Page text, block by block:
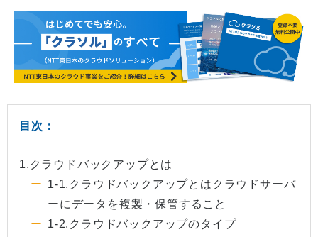
目次：
1.クラウドバックアップとは
1-1.クラウドバックアップとはクラウドサーバ
ーにデータを複製・保管すること
1-2.クラウドバックアップのタイプ